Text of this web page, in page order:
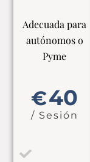
Adecuada para
autónomos o
Pyme
€40
/ Sesión